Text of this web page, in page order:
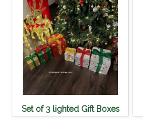
Set of 3 lighted Gift Boxes